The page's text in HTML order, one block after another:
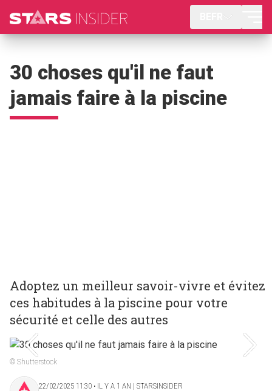
30 choses qu'il ne faut
jamais faire à la piscine
Adoptez un meilleur savoir-vivre et évitez
ces habitudes à la piscine pour votre
sécurité et celle des autres
© Shutterstock
22/02/2025 11:30 ‧ IL Y A 1 AN | STARSINSIDER